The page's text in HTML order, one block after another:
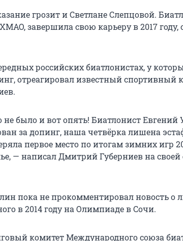
грозит и Светлане Слепцовой.
завершила свою карьеру в 2017 году,
российских биатлонистах, у
отреагировал известный спортивный
не было и вот опять! Биатлонист Евгений
за допинг, наша четвёрка лишена
первое место по итогам зимних игр
— написал Дмитрий Губерниев на своей
пока не прокомментировал новость о
в 2014 году на Олимпиаде в Сочи.
комитет Международного союза